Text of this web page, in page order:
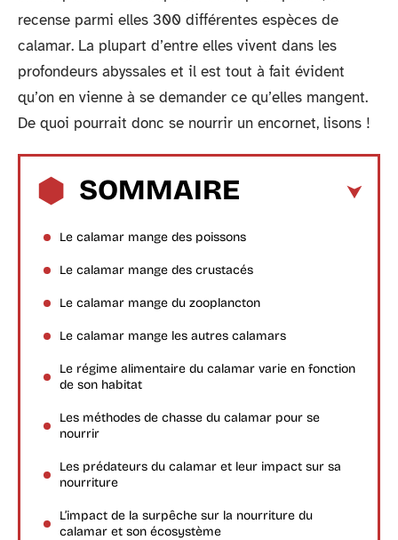
recense parmi elles 300 différentes espèces de
calamar. La plupart d’entre elles vivent dans les
profondeurs abyssales et il est tout à fait évident
qu’on en vienne à se demander ce qu’elles mangent.
De quoi pourrait donc se nourrir un encornet, lisons !
SOMMAIRE
Le calamar mange des poissons
Le calamar mange des crustacés
Le calamar mange du zooplancton
Le calamar mange les autres calamars
Le régime alimentaire du calamar varie en fonction
de son habitat
Les méthodes de chasse du calamar pour se
nourrir
Les prédateurs du calamar et leur impact sur sa
nourriture
L’impact de la surpêche sur la nourriture du
calamar et son écosystème